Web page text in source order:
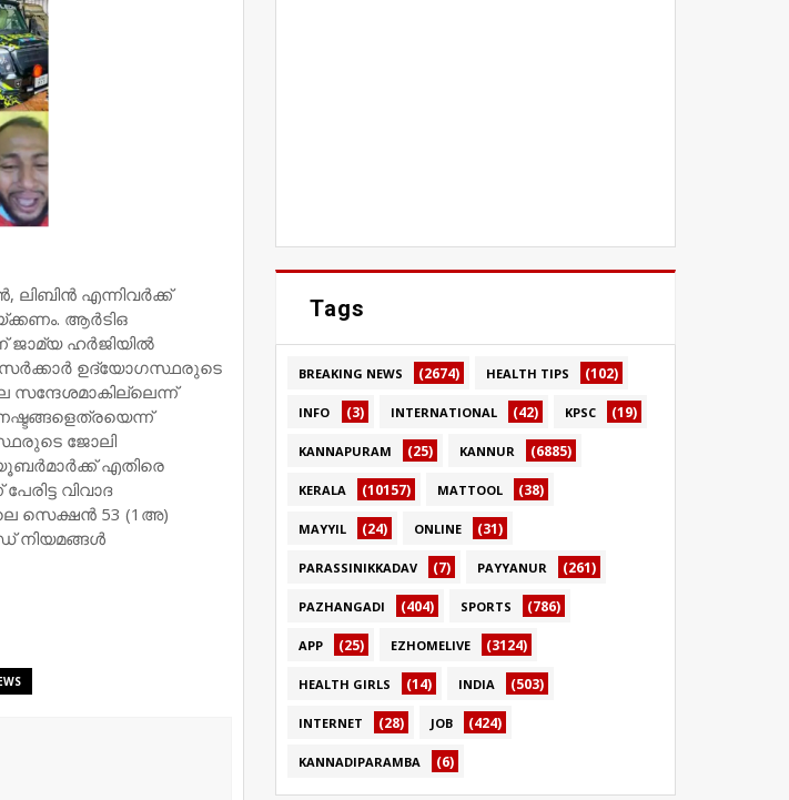
എന്നിവര്‍ക്ക്
ആര്‍ടിഒ
ജാമ്യ ഹര്‍ജിയില്‍
ഉദ്യോഗസ്ഥരുടെ
ജോലി
എതിരെ
വിവാദ
സെക്ഷന്‍ 53 (1അ)
നിയമങ്ങള്‍
Tags
BREAKING NEWS (2674) HEALTH TIPS (102)
INFO (3) INTERNATIONAL (42) KPSC (19)
KANNAPURAM (25) KANNUR (6885)
KERALA (10157) MATTOOL (38)
MAYYIL (24) ONLINE (31)
PARASSINIKKADAV (7) PAYYANUR (261)
PAZHANGADI (404) SPORTS (786)
APP (25) EZHOMELIVE (3124)
HEALTH GIRLS (14) INDIA (503)
INTERNET (28) JOB (424)
KANNADIPARAMBA (6)